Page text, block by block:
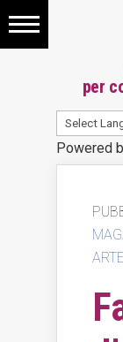
Storia
dell’arte
Quadri
Famosi
per
Powered